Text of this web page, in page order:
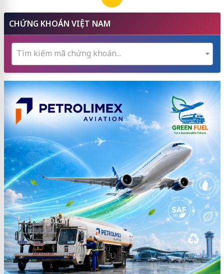
CHỨNG KHOÁN VIỆT NAM
Tìm kiếm mã chứng khoán...